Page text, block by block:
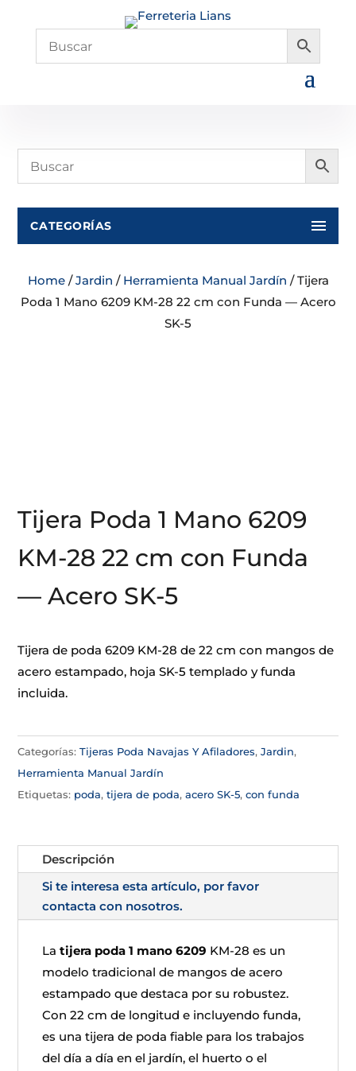
CATEGORÍAS
Home/Jardin / Herramienta Manual Jardín / Tijera
Poda 1 Mano 6209 KM-28 22 cm con Funda — Acero
SK-5
Tijera Poda 1 Mano 6209
KM-28 22 cm con Funda
— Acero SK-5
Tijera de poda 6209 KM-28 de 22 cm con mangos de
acero estampado, hoja SK-5 templado y funda
incluida.
Categorías:Tijeras Poda Navajas Y Afiladores,Jardin,
Herramienta Manual Jardín
Etiquetas: poda,tijera de poda,acero SK-5,con funda
Descripción
Si te interesa esta artículo, por favor
contacta con nosotros.
Latijera poda 1 mano 6209 KM-28 es un
modelo tradicional de mangos de acero
estampado que destaca por su robustez.
Con 22 cm de longitud e incluyendo funda,
es una tijera de poda fiable para los trabajos
del día a día en el jardín, el huerto o el